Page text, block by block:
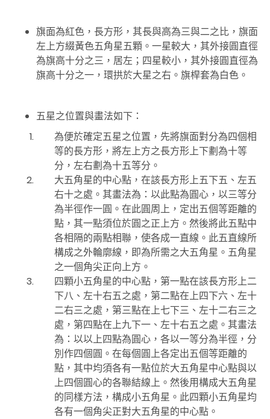
旗面為紅色，長方形，其長與高為三與二之比，旗面
左上方綴黃色五角星五顆。一星較大，其外接圓直徑
為旗高十分之三，居左；四星較小，其外接圓直徑為
旗高十分之一，環拱於大星之右。旗桿套為白色。
五星之位置與畫法如下：
為便於確定五星之位置，先將旗面對分為四個相
等的長方形，將左上方之長方形上下劃為十等
分，左右劃為十五等分。
大五角星的中心點，在該長方形上五下五、左五
右十之處。其畫法為：以此點為圓心，以三等分
為半徑作一圓。在此圓周上，定出五個等距離的
點，其一點須位於圓之正上方。然後將此五點中
各相隔的兩點相聯，使各成一直線。此五直線所
構成之外輪廓線，即為所需之大五角星。五角星
之一個角尖正向上方。
四顆小五角星的中心點，第一點在該長方形上二
下八、左十右五之處，第二點在上四下六、左十
二右三之處，第三點在上七下三、左十二右三之
處，第四點在上九下一、左十右五之處。其畫法
為：以以上四點為圓心，各以一等分為半徑，分
別作四個圓。在每個圓上各定出五個等距離的
點，其中均須各有一點位於大五角星中心點與以
上四個圓心的各聯結線上。然後用構成大五角星
的同樣方法，構成小五角星。此四顆小五角星均
各有一個角尖正對大五角星的中心點。